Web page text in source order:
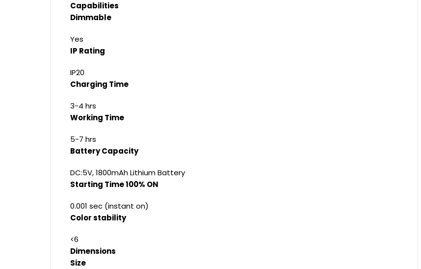
Capabilities
Dimmable
Yes
IP Rating
IP20
Charging Time
3-4 hrs
Working Time
5-7 hrs
Battery Capacity
DC:5V, 1800mAh Lithium Battery
Starting Time 100% ON
0.001 sec (instant on)
Color stability
<6
Dimensions
Size